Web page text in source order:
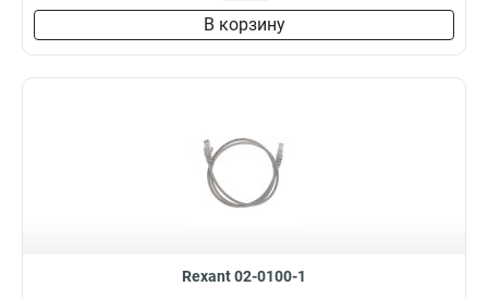
В корзину
Rexant 02-0100-1